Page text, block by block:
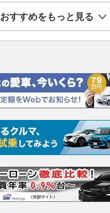
おすすめをもっと見る